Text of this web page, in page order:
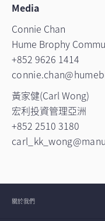
Media
Connie Chan
Hume Brophy
+852 9626 1414
黃家健(Carl Wong)
宏利投資管理亞洲
+852 2510 3180
關於我們